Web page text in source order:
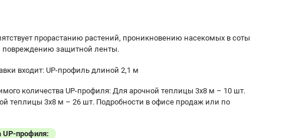
прорастанию растений, проникновению насекомых в соты
повреждению защитной ленты.
входит: UP-профиль длиной 2,1 м
количества UP-профиля: Для арочной теплицы 3х8 м – 10 шт.
теплицы 3х8 м – 26 шт. Подробности в офисе продаж или по
профиля: